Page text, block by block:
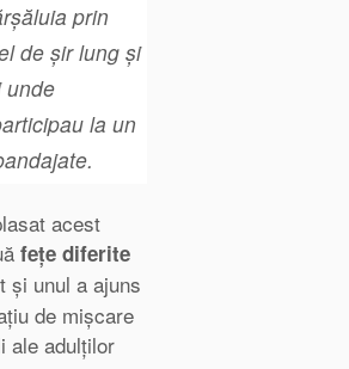
prin
de şir lung și
unde
la un
acest
fețe diferite
și unul a ajuns
de mișcare
ale adulților